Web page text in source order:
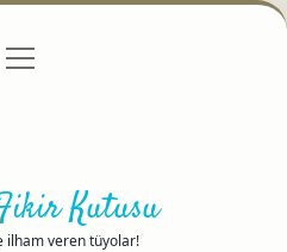
menüyü
Kutusu
ilham veren tüyolar!